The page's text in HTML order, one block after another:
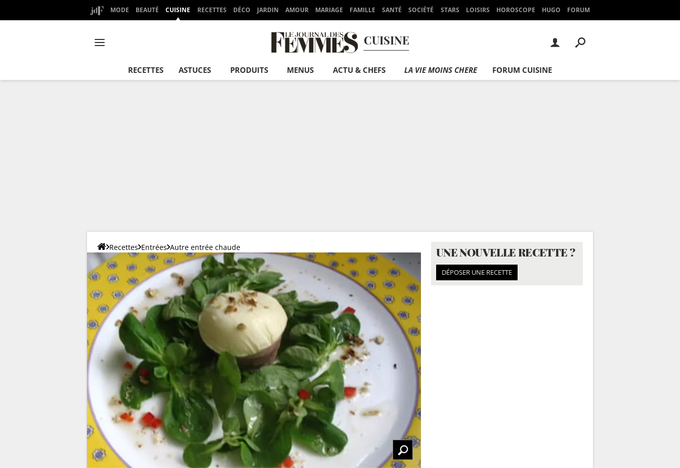
MODE BEAUTÉ CUISINE RECETTES DÉCO JARDIN AMOUR MARIAGE FAMILLE SANTÉ SOCIÉTÉ STARS LOISIRS HOROSCOPE HUGO FORUM
CUISINE
RECETTES ASTUCES PRODUITS MENUS ACTU & CHEFS LA VIE MOINS CHERE FORUM CUISINE
Recettes Entrées Autre entrée chaude UNE NOUVELLE RECETTE ?
DÉPOSER UNE RECETTE